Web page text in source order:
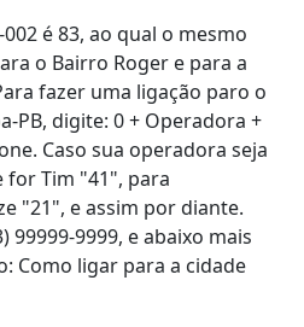
002 é 83, ao qual o mesmo
o Bairro Roger e para a
fazer uma ligação paro o
PB, digite: 0 + Operadora +
Caso sua operadora seja
for Tim "41", para
"21", e assim por diante.
99999-9999, e abaixo mais
Como ligar para a cidade